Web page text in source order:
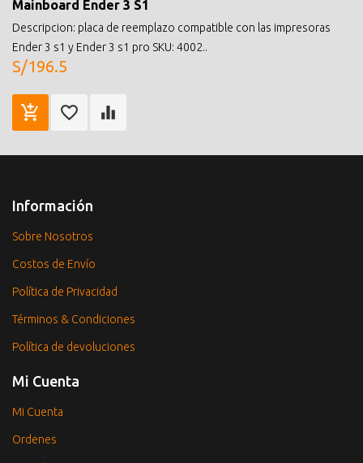
Mainboard Ender 3 S1
Descripcion: placa de reemplazo compatible con las impresoras
Ender 3 s1 y Ender 3 s1 pro SKU: 4002..
S/196.5
Información
Sobre Nosotros
Costos de Envío
Política de Privacidad
Términos & Condiciones
Política de devoluciones
Mi Cuenta
Mi Cuenta
Ordenes